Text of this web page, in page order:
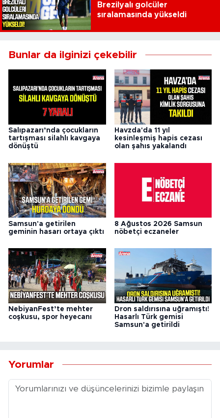
Brezilyalı golcüler
sıralamasında yükseldi
Bunlar da ilginizi çekebilir
Salıpazarı’nda çocukların
tartışması silahlı kavgaya
dönüştü
Havzda'da 11 yıl
kesinleşmiş hapis cezası
olan şahıs yakalandı
Samsun'a getirilen
geminin hasarı ortaya çıktı
8 Ağustos 2026 Samsun
nöbetçi eczaneler
NebiyanFest’te mehter
coşkusu, spor heyecanı
Dron saldırısına uğramıştı!
Hasarlı Türk gemisi
Samsun'a getirildi
Yorumlar